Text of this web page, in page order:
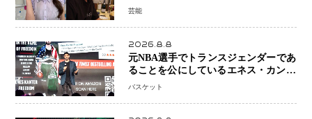
を報告 夫・岸田タツヤさんと連名
芸能
2026.8.8
元NBA選手でトランスジェンダーであ
ることを公にしているエネス・カンタ
ーがWNBAドラフト参戦を表明「参加
の背景に女子スポーツを巡る議論
バスケット